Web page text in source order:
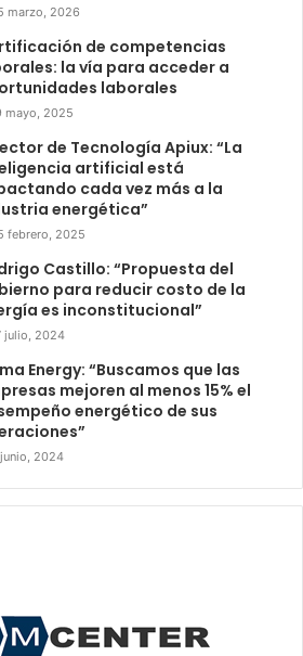
marzo, 2026
de competencias
la vía para acceder a
laborales
mayo, 2025
de Tecnología Apiux: “La
artificial está
cada vez más a la
energética”
febrero, 2025
Castillo: “Propuesta del
para reducir costo de la
es inconstitucional”
julio, 2024
Energy: “Buscamos que las
mejoren al menos 15% el
energético de sus
2024